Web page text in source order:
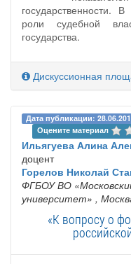
государственности.
роли судебной
государства.
Дискуссионная
Дата публикации:
Оцените материал
Ильягуева Алина
доцент
Горелов Николай
ФГБОУ ВО
университет» ,
«К вопросу о